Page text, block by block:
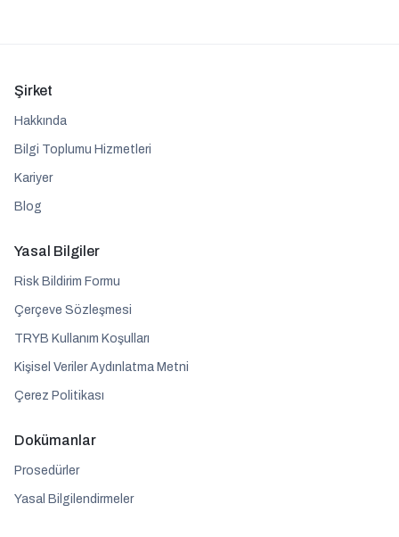
Şirket
Hakkında
Bilgi Toplumu Hizmetleri
Kariyer
Blog
Yasal Bilgiler
Risk Bildirim Formu
Çerçeve Sözleşmesi
TRYB Kullanım Koşulları
Kişisel Veriler Aydınlatma Metni
Çerez Politikası
Dokümanlar
Prosedürler
Yasal Bilgilendirmeler